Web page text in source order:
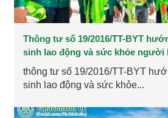
Thông tư số 19/2016/TT-BYT
sinh lao động và sức khỏe người
thông tư số 19/2016/TT-BYT
sinh lao động và sức khỏe...